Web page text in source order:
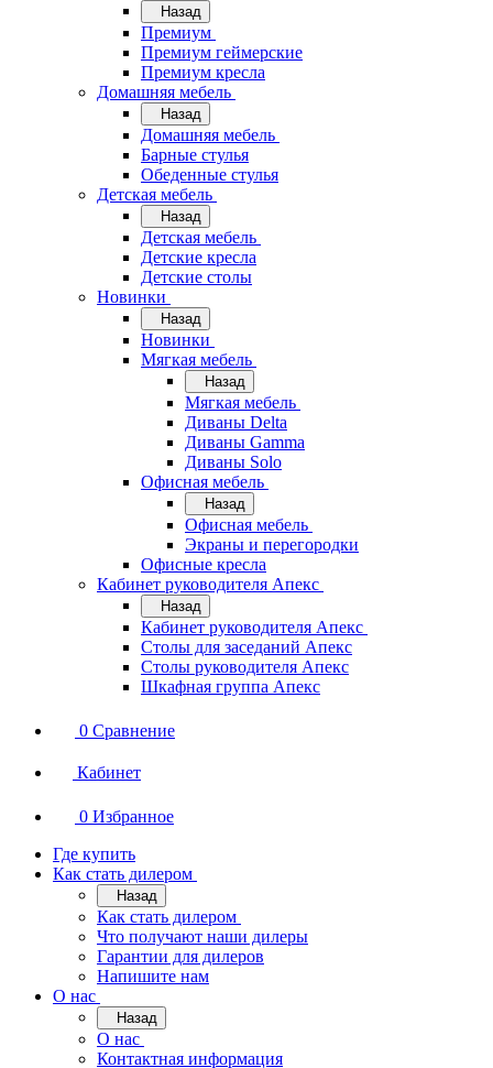
Назад
Премиум
Премиум геймерские
Премиум кресла
Домашняя мебель
Назад
Домашняя мебель
Барные стулья
Обеденные стулья
Детская мебель
Назад
Детская мебель
Детские кресла
Детские столы
Новинки
Назад
Новинки
Мягкая мебель
Назад
Мягкая мебель
Диваны Delta
Диваны Gamma
Диваны Solo
Офисная мебель
Назад
Офисная мебель
Экраны и перегородки
Офисные кресла
Кабинет руководителя Апекс
Назад
Кабинет руководителя Апекс
Столы для заседаний Апекс
Столы руководителя Апекс
Шкафная группа Апекс
0 Сравнение
Кабинет
0 Избранное
Где купить
Как стать дилером
Назад
Как стать дилером
Что получают наши дилеры
Гарантии для дилеров
Напишите нам
О нас
Назад
О нас
Контактная информация